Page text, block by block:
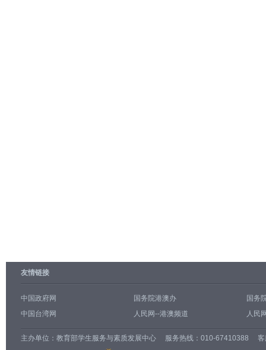
友情链接
中国政府网 国务院港澳办
国务
中国台湾网
人民网--港澳频道 人民
主办单位： 教育部学生服务与素质发展中心 服务热线：010-67410388 客